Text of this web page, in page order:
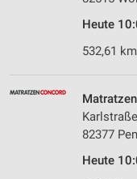
Heute
532,61
82377
Heute